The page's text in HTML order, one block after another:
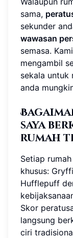
sama,
sekunder
wawasan
semasa.
mengambil
sekala untuk
anda
saya
rumah
Setiap
khusus:
Hufflepuff
Skor
langsung
ciri